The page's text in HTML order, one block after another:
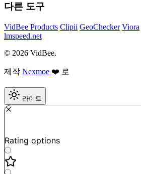
다른 도구
VidBee Products Clipii GeoChecker Viora
lmspeed.net
© 2026 VidBee.
제작 Nexmoe ❤️ 로
라이트
Rating options